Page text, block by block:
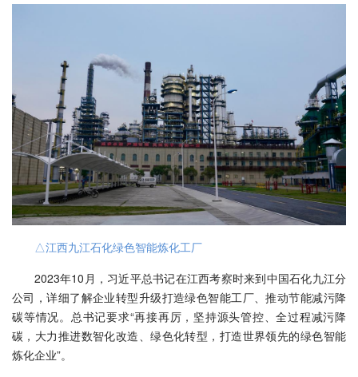
△江西九江石化绿色智能炼化工厂
2023年10月，习近平总书记在江西考察时来到中国石化九江分
公司，详细了解企业转型升级打造绿色智能工厂、推动节能减污降
碳等情况。总书记要求“再接再厉，坚持源头管控、全过程减污降
碳，大力推进数智化改造、绿色化转型，打造世界领先的绿色智能
炼化企业”。